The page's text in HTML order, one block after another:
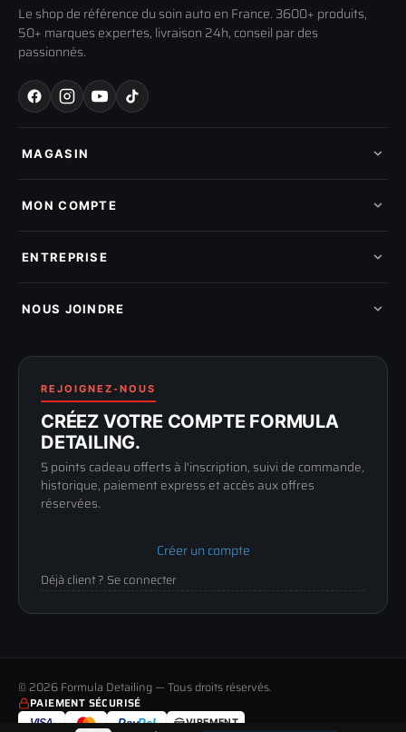
Le shop de référence du soin auto en France. 3600+ produits,
50+ marques expertes, livraison 24h, conseil par des
passionnés.
MAGASIN
Nos marques
Pads de polissage
Pièces détachées
MON COMPTE
Mes tickets SAV
Mon parrainage
Programme fidelite
ENTREPRISE
Compte pro
Politique de retour
Conditions générales
Mentions légales
Confidentialité
NOUS JOINDRE
89100 SENS
03 73 61 02 02
Lun-Ven
9h-12h / 14h-17h
REJOIGNEZ-NOUS
CRÉEZ VOTRE COMPTE FORMULA
DETAILING.
5 points cadeau offerts à l'inscription, suivi de commande,
historique, paiement express et accès aux offres
réservées.
Créer un compte
Déjà client ? Se connecter
PAIEMENT SÉCURISÉ
VISA PayPal VIREMENT
© 2026 Formula Detailing — Tous droits réservés.